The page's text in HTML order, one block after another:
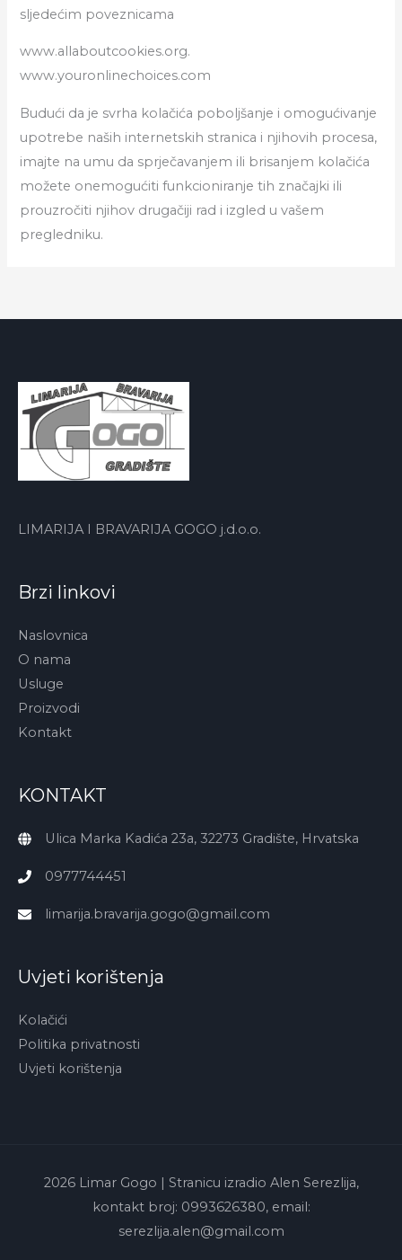
sljedećim poveznicama
www.allaboutcookies.org.
www.youronlinechoices.com
Budući da je svrha kolačića poboljšanje i omogućivanje
upotrebe naših internetskih stranica i njihovih procesa,
imajte na umu da sprječavanjem ili brisanjem kolačića
možete onemogućiti funkcioniranje tih značajki ili
prouzročiti njihov drugačiji rad i izgled u vašem
pregledniku.
LIMARIJA I BRAVARIJA GOGO j.d.o.o.
Brzi linkovi
Naslovnica
O nama
Usluge
Proizvodi
Kontakt
KONTAKT
Ulica Marka Kadića 23a, 32273 Gradište, Hrvatska
0977744451
limarija.bravarija.gogo@gmail.com
Uvjeti korištenja
Kolačići
Politika privatnosti
Uvjeti korištenja
2026 Limar Gogo | Stranicu izradio Alen Serezlija,
kontakt broj: 0993626380, email:
serezlija.alen@gmail.com